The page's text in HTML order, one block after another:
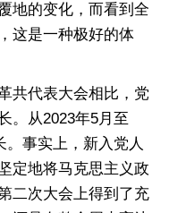
地的变化，而看到全
这是一种极好的体
代表大会相比，党
。从2023年5月至
。事实上，新入党人
定地将马克思主义政
二次大会上得到了充